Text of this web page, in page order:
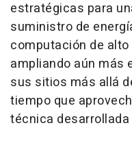
estratégicas para
suministro de
computación de
ampliando aún más
sus sitios más allá
tiempo que
técnica